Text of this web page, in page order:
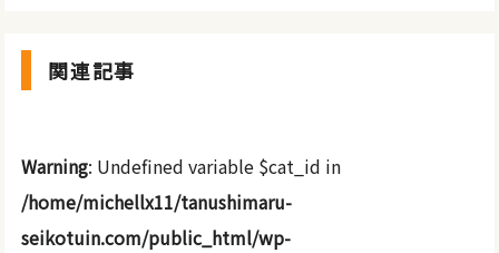
関連記事
Warning: Undefined variable $cat_id in
/home/michellx11/tanushimaru-
seikotuin.com/public_html/wp-